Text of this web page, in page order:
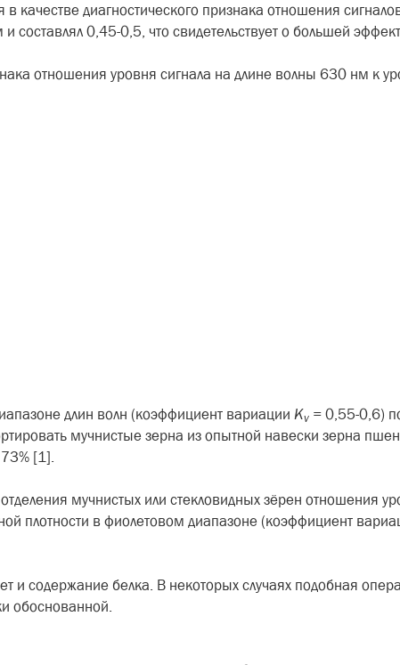
в качестве диагностического признака отношения
0,45-0,5, что свидетельствует о большей
отно­шения уровня сигнала на длине волны 630 нм к
длин волн (коэффици­ент вариации Kv =0,55-0,6)
мучнистые зерна из опытной наве­ски зерна
[1].
мучнистых или стекловид­ных зёрен отношения
плотности в фиолето­вом диапазоне (коэффициент
и содержание белка. В некоторых случаях подобная
обоснованной.